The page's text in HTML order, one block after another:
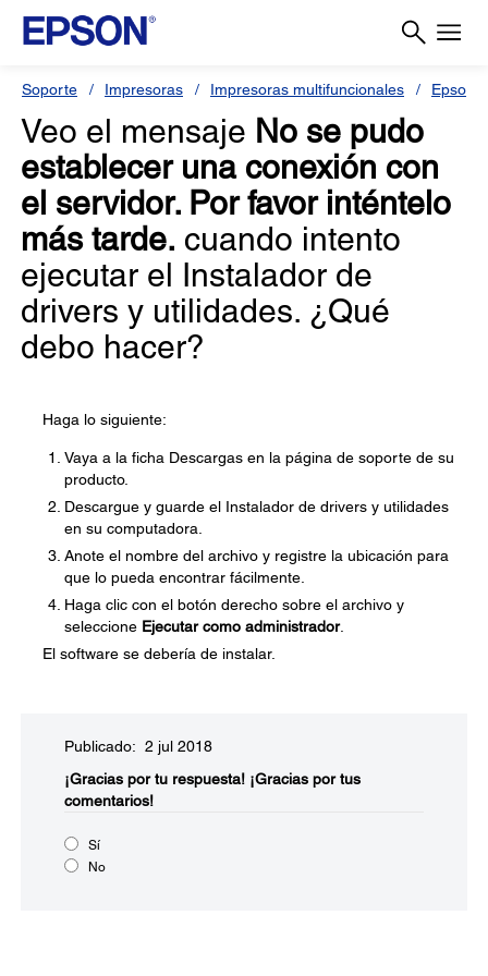
Soporte Impresoras Impresoras multifuncionales Epson L
Veo el mensaje No se pudo
establecer una conexión con
el servidor. Por favor inténtelo
más tarde. cuando intento
ejecutar el Instalador de
drivers y utilidades. ¿Qué
debo hacer?
Haga lo siguiente:
Vaya a la ficha Descargas en la página de soporte de su
producto.
Descargue y guarde el Instalador de drivers y utilidades
en su computadora.
Anote el nombre del archivo y registre la ubicación para
que lo pueda encontrar fácilmente.
Haga clic con el botón derecho sobre el archivo y
seleccione Ejecutar como administrador.
El software se debería de instalar.
Publicado: 2 jul 2018
¡Gracias por tu respuesta! ¡Gracias por tus
comentarios!
Sí
No